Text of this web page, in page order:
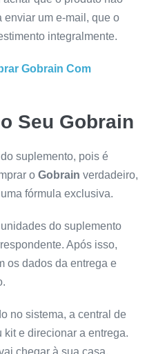
enviar um e-mail, que o
integralmente.
Gobrain Com
Seu Gobrain
suplemento, pois é
o Gobrain verdadeiro,
fórmula exclusiva.
do suplemento
Após isso,
os dados da entrega e
no sistema, a central de
e direcionar a entrega.
chegar à sua casa.